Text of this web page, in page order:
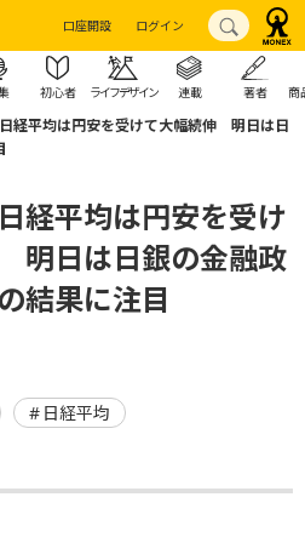
口座開設 ログイン
初心者 ライフデザイン 連載 著者 商
日経平均は円安を受けて大幅続伸 明日は日
経平均は円安を受け
明日は日銀の金融政
結果に注目
日経平均